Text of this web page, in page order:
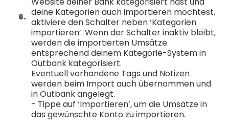
deine Kategorien auch importieren möchtest,
aktiviere den Schalter neben ‘Kategorien
importieren’. Wenn der Schalter inaktiv bleibt,
werden die importierten Umsätze
entsprechend deinem Kategorie-System in
Outbank kategorisiert.
Eventuell vorhandene Tags und Notizen
werden beim Import auch übernommen und
in Outbank angelegt.
- Tippe auf ‘Importieren’, um die Umsätze in
das gewünschte Konto zu importieren.